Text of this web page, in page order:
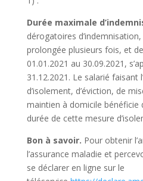
Durée maximale
dérogatoires
prolongée plusieurs fois, et
01.01.2021 au 30.09.2021,
31.12.2021. Le salarié faisant
d’isolement, d’éviction, de
maintien à domicile bénéficie
durée de cette mesure
Bon à savoir. Pour obtenir
l’assurance maladie et
se déclarer en ligne sur le